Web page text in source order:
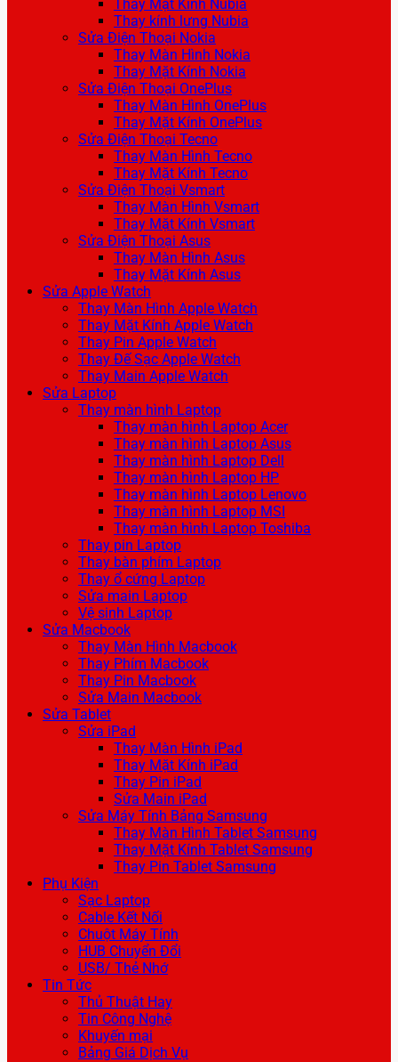
Thay Mặt Kính Nubia
Thay kính lưng Nubia
Sửa Điện Thoại Nokia
Thay Màn Hình Nokia
Thay Mặt Kính Nokia
Sửa Điện Thoại OnePlus
Thay Màn Hình OnePlus
Thay Mặt Kính OnePlus
Sửa Điện Thoại Tecno
Thay Màn Hình Tecno
Thay Mặt Kính Tecno
Sửa Điện Thoại Vsmart
Thay Màn Hình Vsmart
Thay Mặt Kính Vsmart
Sửa Điện Thoại Asus
Thay Màn Hình Asus
Thay Mặt Kính Asus
Sửa Apple Watch
Thay Màn Hình Apple Watch
Thay Mặt Kính Apple Watch
Thay Pin Apple Watch
Thay Đế Sạc Apple Watch
Thay Main Apple Watch
Sửa Laptop
Thay màn hình Laptop
Thay màn hình Laptop Acer
Thay màn hình Laptop Asus
Thay màn hình Laptop Dell
Thay màn hình Laptop HP
Thay màn hình Laptop Lenovo
Thay màn hình Laptop MSI
Thay màn hình Laptop Toshiba
Thay pin Laptop
Thay bàn phím Laptop
Thay ổ cứng Laptop
Sửa main Laptop
Vệ sinh Laptop
Sửa Macbook
Thay Màn Hình Macbook
Thay Phím Macbook
Thay Pin Macbook
Sửa Main Macbook
Sửa Tablet
Sửa iPad
Thay Màn Hình iPad
Thay Mặt Kính iPad
Thay Pin iPad
Sửa Main iPad
Sửa Máy Tính Bảng Samsung
Thay Màn Hình Tablet Samsung
Thay Mặt Kính Tablet Samsung
Thay Pin Tablet Samsung
Phụ Kiện
Sạc Laptop
Cable Kết Nối
Chuột Máy Tính
HUB Chuyển Đổi
USB/ Thẻ Nhớ
Tin Tức
Thủ Thuật Hay
Tin Công Nghệ
Khuyến mại
Bảng Giá Dịch Vụ